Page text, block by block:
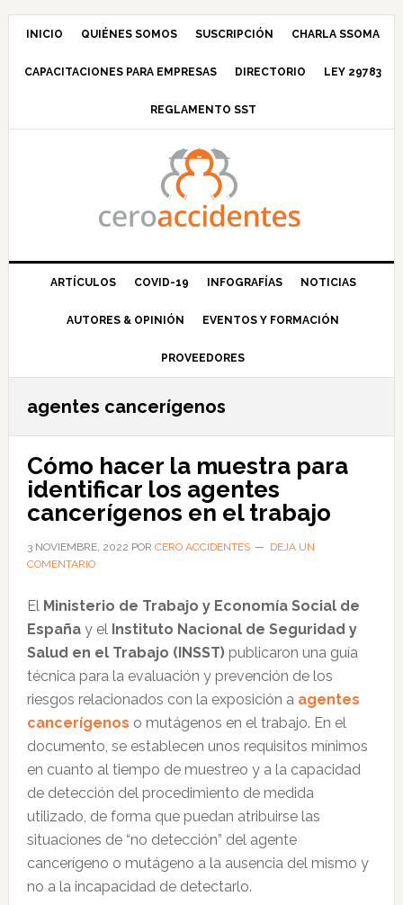
Saltar
navegación
Saltar
principal
Saltar
barra
principal
Saltar
INICIO QUIÉNES SOMOS SUSCRIPCIÓN CHARLA SSOMA
CAPACITACIONES PARA EMPRESAS DIRECTORIO LEY 29783
REGLAMENTO SST
ARTÍCULOS COVID-19 INFOGRAFÍAS NOTICIAS
AUTORES & OPINIÓN EVENTOS Y FORMACIÓN
PROVEEDORES
agentes cancerígenos
Cómo hacer la muestra para
identificar los agentes
cancerígenos en el trabajo
3 NOVIEMBRE, 2022 POR CERO ACCIDENTES
DEJA UN
COMENTARIO
El Ministerio de Trabajo y Economía Social de
Españay el Instituto Nacional de Seguridad y
Salud en el Trabajo (INSST)publicaron una guía
técnica para la evaluación y prevención de los
riesgos relacionados con la exposición a agentes
cancerígenos o mutágenos en el trabajo. En el
documento, se establecen unos requisitos mínimos
en cuanto al tiempo de muestreo y a la capacidad
de detección del procedimiento de medida
utilizado, de forma que puedan atribuirse las
situaciones de “no detección” del agente
cancerígeno o mutágeno a la ausencia del mismo y
no a la incapacidad de detectarlo.